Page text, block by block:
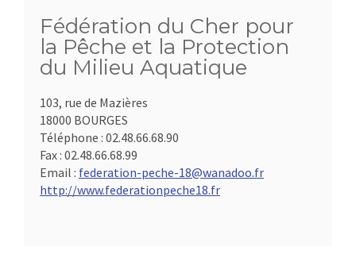
Fédération du Cher pour
la Pêche et la Protection
du Milieu Aquatique
103, rue de Mazières
18000 BOURGES
Téléphone : 02.48.66.68.90
Fax : 02.48.66.68.99
Email : federation-peche-18@wanadoo.fr
http://www.federationpeche18.fr